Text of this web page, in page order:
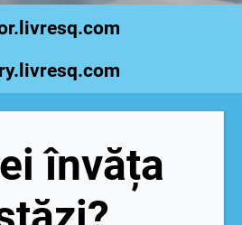
învăța